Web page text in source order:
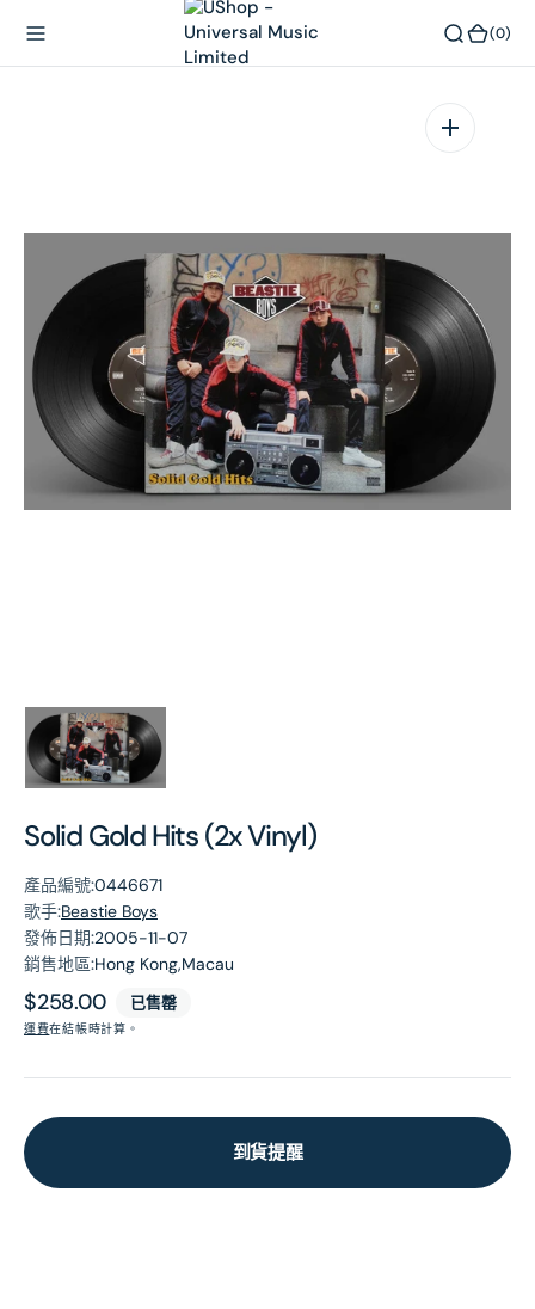
(0)
Solid Gold Hits (2x Vinyl)
產品編號:0446671
歌手:Beastie Boys
發佈日期:2005-11-07
銷售地區:Hong Kong,Macau
原
價
$258.00 已售罄
運費在結帳時計算。
到貨提醒
在
相
簿
中
開